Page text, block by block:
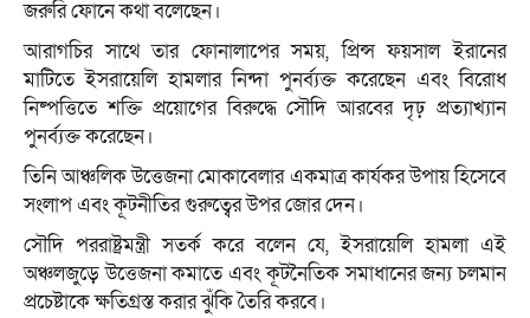
জরুরি ফোনে কথা বলেছেন।
আরাগচির সাথে তার ফোনালাপের সময়, প্রিন্স ফয়সাল ইরানের
মাটিতে ইসরায়েলি হামলার নিন্দা পুনর্ব্যক্ত করেছেন এবং বিরোধ
নিষ্পত্তিতে শক্তি প্রয়োগের বিরুদ্ধে সৌদি আরবের দৃঢ় প্রত্যাখ্যান
পুনর্ব্যক্ত করেছেন।
তিনি আঞ্চলিক উত্তেজনা মোকাবেলার একমাত্র কার্যকর উপায় হিসেবে
সংলাপ এবং কূটনীতির গুরুত্বের উপর জোর দেন।
সৌদি পররাষ্ট্রমন্ত্রী সতর্ক করে বলেন যে, ইসরায়েলি হামলা এই
অঞ্চলজুড়ে উত্তেজনা কমাতে এবং কূটনৈতিক সমাধানের জন্য চলমান
প্রচেষ্টাকে ক্ষতিগ্রস্ত করার ঝুঁকি তৈরি করবে।